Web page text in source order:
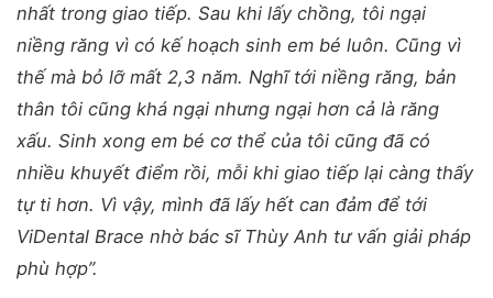
nhất trong giao tiếp. Sau khi lấy chồng, tôi ngại
niềng răng vì có kế hoạch sinh em bé luôn. Cũng vì
thế mà bỏ lỡ mất 2,3 năm. Nghĩ tới niềng răng, bản
thân tôi cũng khá ngại nhưng ngại hơn cả là răng
xấu. Sinh xong em bé cơ thể của tôi cũng đã có
nhiều khuyết điểm rồi, mỗi khi giao tiếp lại càng thấy
tự ti hơn. Vì vậy, mình đã lấy hết can đảm để tới
ViDental Brace nhờ bác sĩ Thùy Anh tư vấn giải pháp
phù hợp”.